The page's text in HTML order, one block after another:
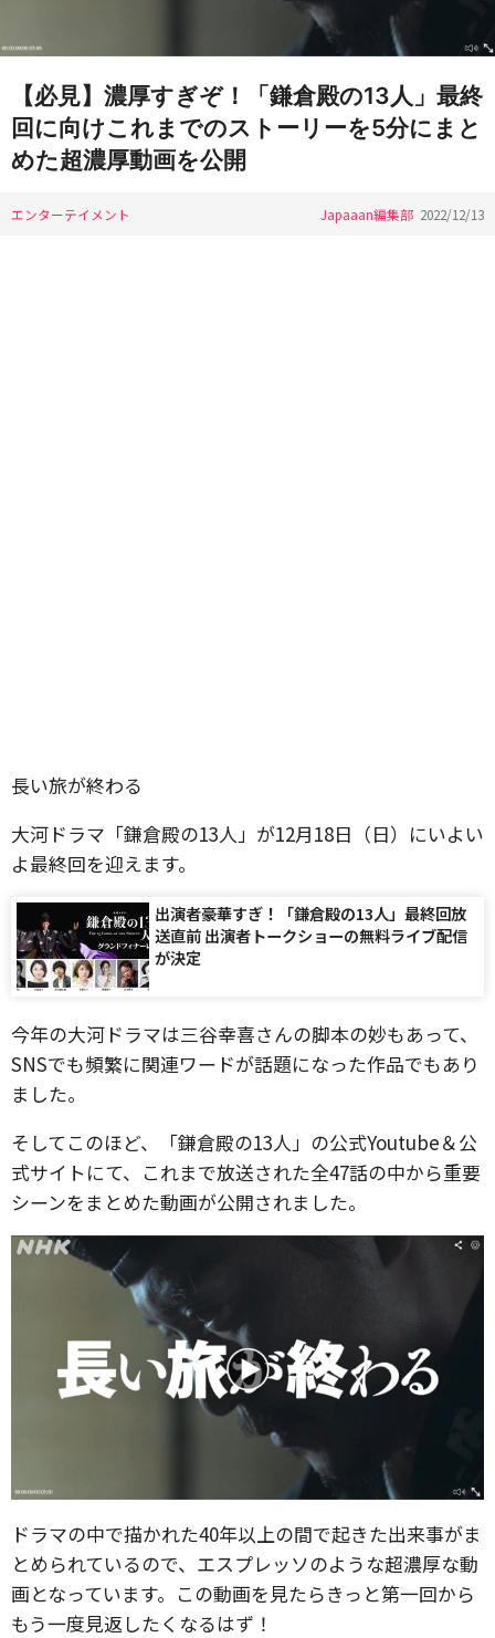
【必見】濃厚すぎぞ！「鎌倉殿の13人」最終
回に向けこれまでのストーリーを5分にまと
めた超濃厚動画を公開
エンターテイメント Japaaan編集部 2022/12/13
長い旅が終わる
大河ドラマ「鎌倉殿の13人」が12月18日（日）にいよい
よ最終回を迎えます。
出演者豪華すぎ！「鎌倉殿の13人」最終回放
送直前 出演者トークショーの無料ライブ配信
が決定
今年の大河ドラマは三谷幸喜さんの脚本の妙もあって、
SNSでも頻繁に関連ワードが話題になった作品でもあり
ました。
そしてこのほど、「鎌倉殿の13人」の公式Youtube＆公
式サイトにて、これまで放送された全47話の中から重要
シーンをまとめた動画が公開されました。
ドラマの中で描かれた40年以上の間で起きた出来事がま
とめられているので、エスプレッソのような超濃厚な動
画となっています。この動画を見たらきっと第一回から
もう一度見返したくなるはず！